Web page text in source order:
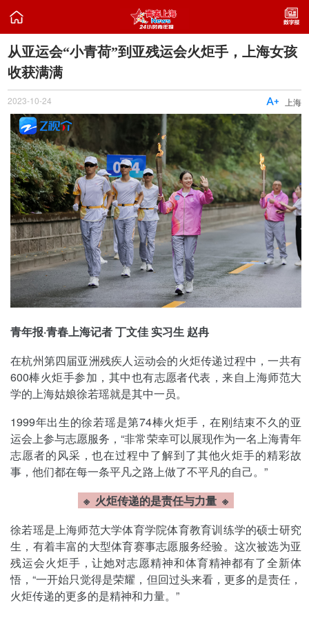

从亚运会“小青荷”到亚残运会火炬手，上海女孩
收获满满
2023-10-24 上海

青年报·青春上海记者 丁文佳 实习生 赵冉
在杭州第四届亚洲残疾人运动会的火炬传递过程中，一共有
600棒火炬手参加，其中也有志愿者代表，来自上海师范大
学的上海姑娘徐若瑶就是其中一员。
1999年出生的徐若瑶是第74棒火炬手，在刚结束不久的亚
运会上参与志愿服务，“非常荣幸可以展现作为一名上海青年
志愿者的风采，也在过程中了解到了其他火炬手的精彩故
事，他们都在每一条平凡之路上做了不平凡的自己。”
※ 火炬传递的是责任与力量 ※
徐若瑶是上海师范大学体育学院体育教育训练学的硕士研究
生，有着丰富的大型体育赛事志愿服务经验。这次被选为亚
残运会火炬手，让她对志愿精神和体育精神都有了全新体
悟，“一开始只觉得是荣耀，但回过头来看，更多的是责任，
火炬传递的更多的是精神和力量。”